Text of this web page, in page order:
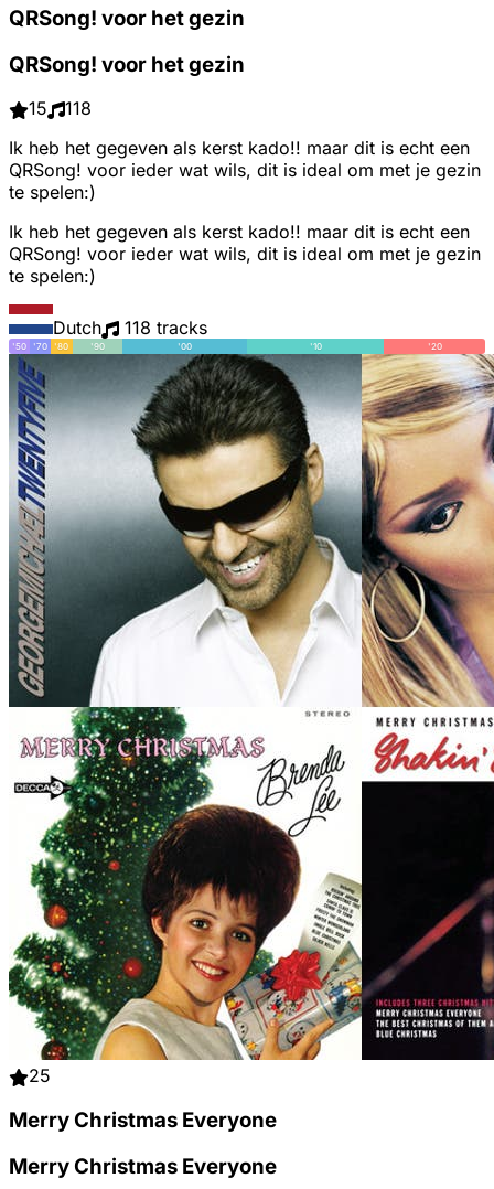
QRSong! voor het gezin
QRSong! voor het gezin
15
118
Ik heb het gegeven als kerst kado!! maar dit is echt een
QRSong! voor ieder wat wils, dit is ideal om met je gezin
te spelen:)
Ik heb het gegeven als kerst kado!! maar dit is echt een
QRSong! voor ieder wat wils, dit is ideal om met je gezin
te spelen:)
Dutch 118 tracks
'50 '70 '80 '90 '00 '10 '20
25
Merry Christmas Everyone
Merry Christmas Everyone